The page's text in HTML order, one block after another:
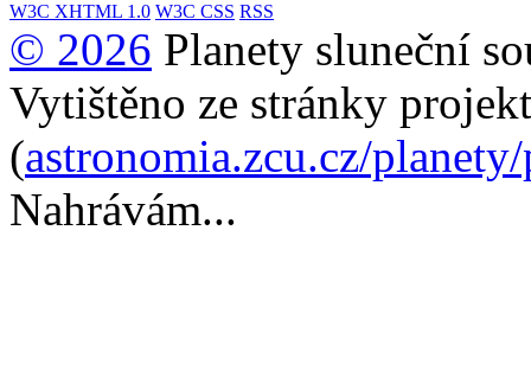
W3C XHTML 1.0 W3C CSS RSS
© 2026 Planety sluneční
Vytištěno ze stránky
(astronomia.zcu.cz/
Nahrávám...